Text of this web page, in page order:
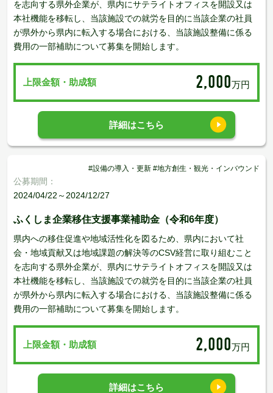
を志向する県外企業が、県内にサテライトオフィスを開設又は
本社機能を移転し、当該施設での就労を目的に当該企業の社員
が県外から県内に転入する場合における、当該施設整備に係る
費用の一部補助について募集を開始します。
上限金額・助成額 2,000万円
詳細はこちら
#設備の導入・更新 #地方創生・観光・インバウンド
公募期間：
2024/04/22～2024/12/27
ふくしま企業移住支援事業補助金（令和6年度）
県内への移住促進や地域活性化を図るため、県内において社
会・地域貢献又は地域課題の解決等のCSV経営に取り組むこと
を志向する県外企業が、県内にサテライトオフィスを開設又は
本社機能を移転し、当該施設での就労を目的に当該企業の社員
が県外から県内に転入する場合における、当該施設整備に係る
費用の一部補助について募集を開始します。
上限金額・助成額 2,000万円
詳細はこちら